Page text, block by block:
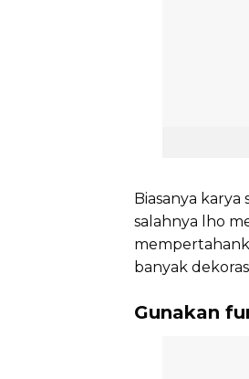
Biasanya
salahnya lho
banyak
Gunakan